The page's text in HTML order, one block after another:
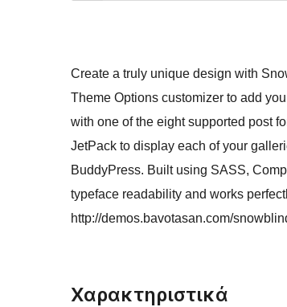
Create a truly unique design with
Theme Options customizer to add
with one of the eight supported post
JetPack to display each of your
BuddyPress. Built using SASS,
typeface readability and works
http://demos.bavotasan.com/
Χαρακτηριστικά